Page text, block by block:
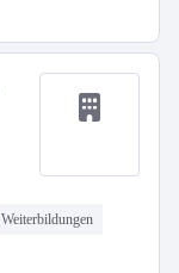
Weiterbildungen